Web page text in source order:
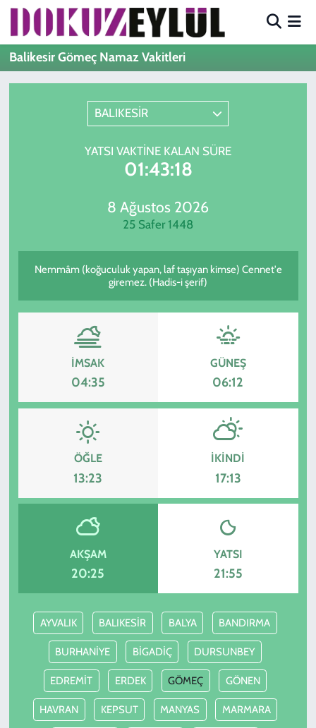
Balikesir Gömeç Namaz Vakitleri
BALIKESİR
YATSI VAKTINE KALAN SÜRE
01:43:18
8 Ağustos 2026
25 Safer 1448
Nemmâm (koğuculuk yapan, laf taşıyan kimse) Cennet'e
giremez. (Hadis-i şerif)
İMSAK
04:35
GÜNEŞ
06:12
ÖĞLE
13:23
İKINDI
17:13
AKŞAM
20:25
YATSI
21:55
AYVALIK BALIKESİR BALYA BANDIRMA
BURHANİYE BİGADİÇ DURSUNBEY
EDREMİT ERDEK GÖMEÇ GÖNEN
HAVRAN KEPSUT MANYAS MARMARA
Hava Durumu
Süper Lig Puan Durumu ve Fikstür